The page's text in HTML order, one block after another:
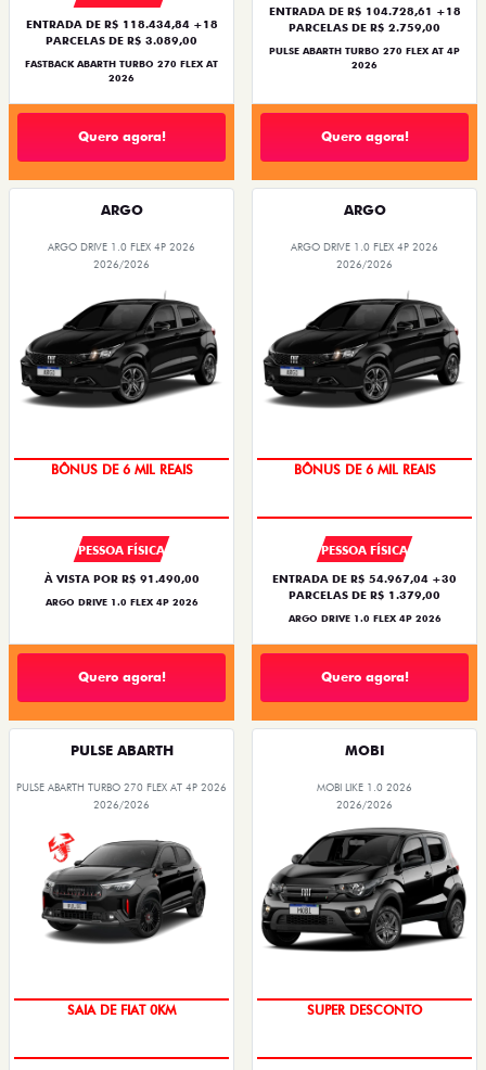
ENTRADA DE R$ 118.434,84 +18
PARCELAS DE R$ 3.089,00
FASTBACK ABARTH TURBO 270 FLEX AT
2026
Quero agora!
ENTRADA DE R$ 104.728,61 +18
PARCELAS DE R$ 2.759,00
PULSE ABARTH TURBO 270 FLEX AT 4P
2026
Quero agora!
ARGO
ARGO DRIVE 1.0 FLEX 4P 2026
2026/2026
BÔNUS DE 6 MIL REAIS
PESSOA FÍSICA
À VISTA POR R$ 91.490,00
ARGO DRIVE 1.0 FLEX 4P 2026
Quero agora!
ARGO
ARGO DRIVE 1.0 FLEX 4P 2026
2026/2026
BÔNUS DE 6 MIL REAIS
PESSOA FÍSICA
ENTRADA DE R$ 54.967,04 +30
PARCELAS DE R$ 1.379,00
ARGO DRIVE 1.0 FLEX 4P 2026
Quero agora!
PULSE ABARTH
PULSE ABARTH TURBO 270 FLEX AT 4P 2026
2026/2026
SAIA DE FIAT 0KM
MOBI
MOBI LIKE 1.0 2026
2026/2026
SUPER DESCONTO